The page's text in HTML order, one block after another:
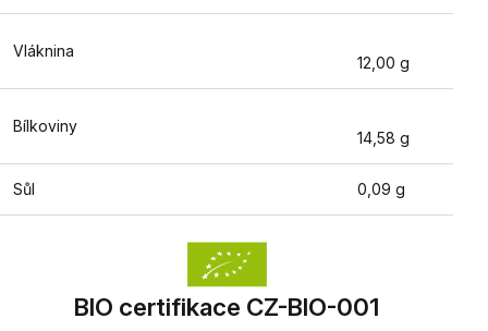
Vláknina
12,00 g
Bílkoviny
14,58 g
Sůl 0,09 g
BIO certifikace CZ-BIO-001